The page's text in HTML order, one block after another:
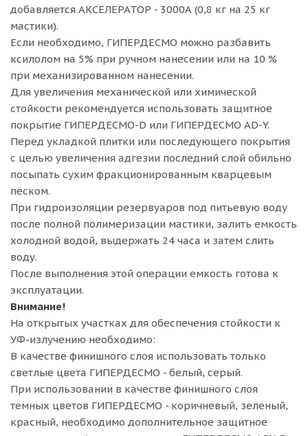
добавляется АКСЕЛЕРАТОР - 3000А (0,8 кг на 25 кг
мастики).
Если необходимо, ГИПЕРДЕСМО можно разбавить
ксилолом на 5% при ручном нанесении или на 10 %
при механизированном нанесении.
Для увеличения механической или химической
стойкости рекомендуется использовать защитное
покрытие ГИПЕРДЕСМО-D или ГИПЕРДЕСМО AD-Y.
Перед укладкой плитки или последующего покрытия
с целью увеличения адгезии последний слой обильно
посыпать сухим фракционированным кварцевым
песком.
При гидроизоляции резервуаров под питьевую воду
после полной полимеризации мастики, залить емкость
холодной водой, выдержать 24 часа и затем слить
воду.
После выполнения этой операции емкость готова к
эксплуатации.
Внимание!
На открытых участках для обеспечения стойкости к
УФ-излучению необходимо:
В качестве финишного слоя использовать только
светлые цвета ГИПЕРДЕСМО - белый, серый.
При использовании в качестве финишного слоя
темных цветов ГИПЕРДЕСМО - коричневый, зеленый,
красный, необходимо дополнительное защитное